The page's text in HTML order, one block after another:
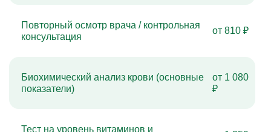
Повторный осмотр врача / контрольная
консультация
от 810 ₽
Биохимический анализ крови (основные
показатели)
от 1 080
₽
Тест на уровень витаминов и